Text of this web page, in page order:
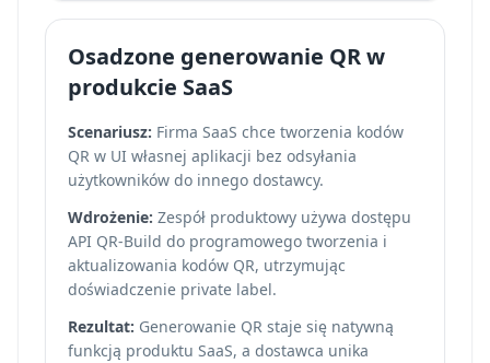
Osadzone generowanie QR w
produkcie SaaS
Scenariusz: Firma SaaS chce tworzenia kodów
QR w UI własnej aplikacji bez odsyłania
użytkowników do innego dostawcy.
Wdrożenie: Zespół produktowy używa dostępu
API QR-Build do programowego tworzenia i
aktualizowania kodów QR, utrzymując
doświadczenie private label.
Rezultat: Generowanie QR staje się natywną
funkcją produktu SaaS, a dostawca unika